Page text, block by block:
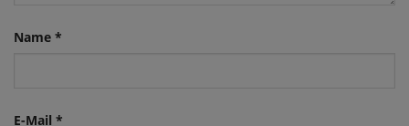
Name *
E-Mail *